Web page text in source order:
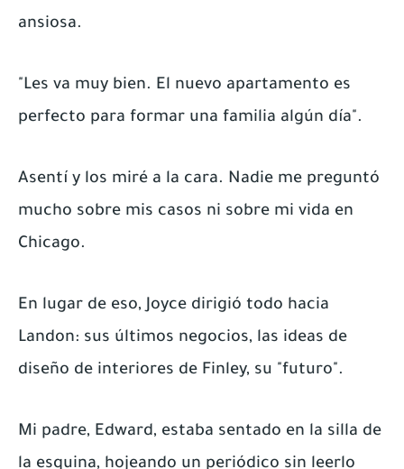
ansiosa.
"Les va muy bien. El nuevo apartamento es
perfecto para formar una familia algún día".
Asentí y los miré a la cara. Nadie me preguntó
mucho sobre mis casos ni sobre mi vida en
Chicago.
En lugar de eso, Joyce dirigió todo hacia
Landon: sus últimos negocios, las ideas de
diseño de interiores de Finley, su "futuro".
Mi padre, Edward, estaba sentado en la silla de
la esquina, hojeando un periódico sin leerlo